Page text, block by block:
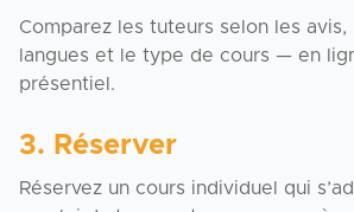
Comparez les tuteurs selon les avis,
langues et le type de cours — en
présentiel.
3. Réserver
Réservez un cours individuel qui